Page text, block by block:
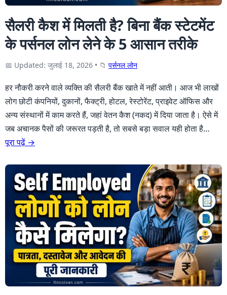
सैलरी कैश में मिलती है? बिना बैंक स्टेटमेंट
के पर्सनल लोन लेने के 5 आसान तरीके
📅 Updated: जुलाई 18, 2026 • 📁 पर्सनल लोन
हर नौकरी करने वाले व्यक्ति की सैलरी बैंक खाते में नहीं आती। आज भी लाखों
लोग छोटी कंपनियों, दुकानों, फैक्ट्री, होटल, रेस्टोरेंट, प्राइवेट ऑफिस और
अन्य संस्थानों में काम करते हैं, जहां वेतन कैश (नकद) में दिया जाता है। ऐसे में
जब अचानक पैसों की जरूरत पड़ती है, तो सबसे बड़ा सवाल यही होता है…
पूरा पढ़ें →